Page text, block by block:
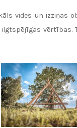
vides un izziņas